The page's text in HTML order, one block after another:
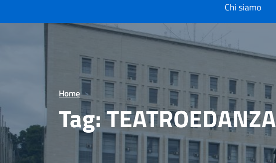
Chi siamo
Home >
Tag:TEATROEDANZA